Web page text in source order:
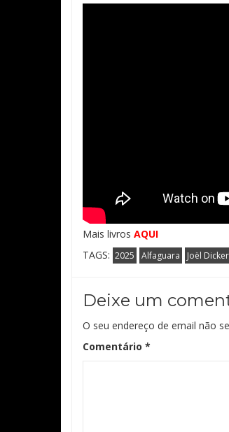
Mais livros AQUI
TAGS: 2025 Alfaguara Joël Dicker
Deixe um
O seu endereço de email não
Comentário *